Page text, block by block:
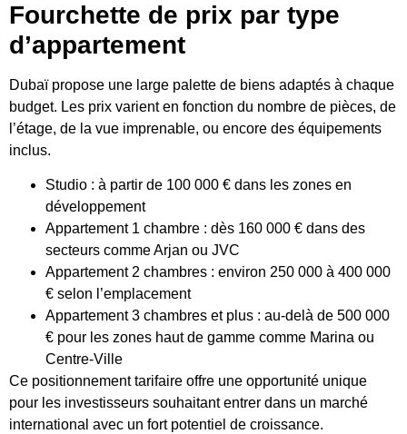
Fourchette de prix par type
d’appartement
Dubaï propose une large palette de biens adaptés à chaque
budget. Les prix varient en fonction du nombre de pièces, de
l’étage, de la vue imprenable, ou encore des équipements
inclus.
Studio : à partir de 100 000 € dans les zones en
développement
Appartement 1 chambre : dès 160 000 € dans des
secteurs comme Arjan ou JVC
Appartement 2 chambres : environ 250 000 à 400 000
€ selon l’emplacement
Appartement 3 chambres et plus : au-delà de 500 000
€ pour les zones haut de gamme comme Marina ou
Centre-Ville
Ce positionnement tarifaire offre une opportunité unique
pour les investisseurs souhaitant entrer dans un marché
international avec un fort potentiel de croissance.